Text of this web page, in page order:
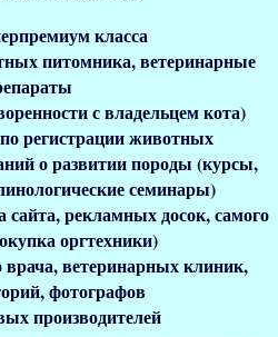
класса
питомника, ветеринарные
с владельцем кота)
регистрации животных
о развитии породы (курсы,
семинары)
сайта, рекламных досок, самого
оргтехники)
врача, ветеринарных клиник,
фотографов
производителей